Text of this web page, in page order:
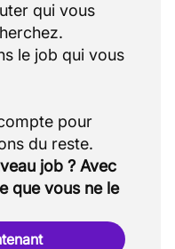
qui vous
le job qui vous
pour
job ? Avec
que vous ne le